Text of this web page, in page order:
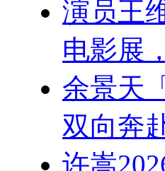
演员王
电影展
余景天
双向奔
许嵩